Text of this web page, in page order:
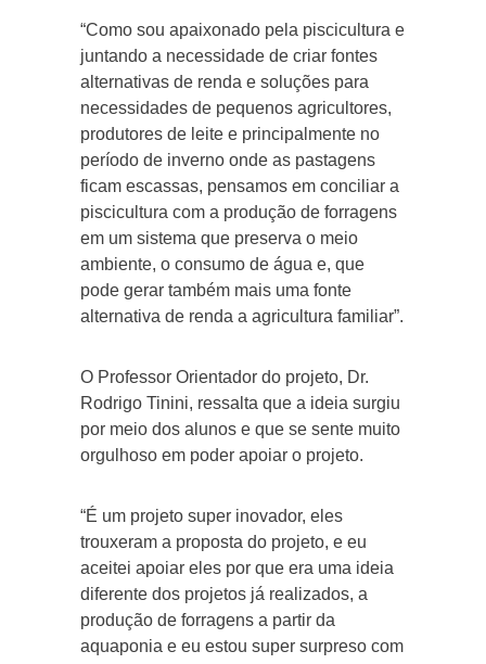
“Como sou apaixonado pela piscicultura e
juntando a necessidade de criar fontes
alternativas de renda e soluções para
necessidades de pequenos agricultores,
produtores de leite e principalmente no
período de inverno onde as pastagens
ficam escassas, pensamos em conciliar a
piscicultura com a produção de forragens
em um sistema que preserva o meio
ambiente, o consumo de água e, que
pode gerar também mais uma fonte
alternativa de renda a agricultura familiar”.
O Professor Orientador do projeto, Dr.
Rodrigo Tinini, ressalta que a ideia surgiu
por meio dos alunos e que se sente muito
orgulhoso em poder apoiar o projeto.
“É um projeto super inovador, eles
trouxeram a proposta do projeto, e eu
aceitei apoiar eles por que era uma ideia
diferente dos projetos já realizados, a
produção de forragens a partir da
aquaponia e eu estou super surpreso com